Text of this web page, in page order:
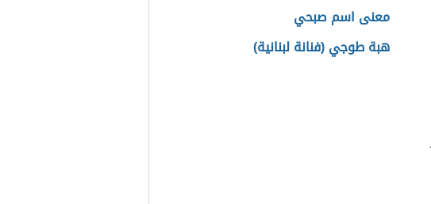
معنى اسم صبحي
هبة طوجي (فنانة لبنانية)